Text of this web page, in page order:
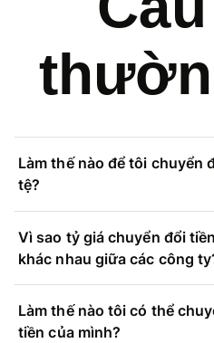
Làm thế nào để tôi chuyển
tệ?
Vì sao tỷ giá chuyển đổi
khác nhau giữa các công
Làm thế nào tôi có thể
tiền của mình?